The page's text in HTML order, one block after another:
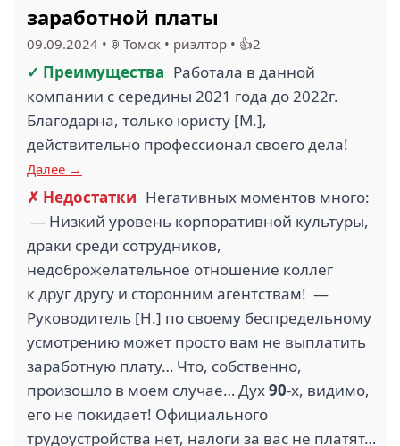
заработной платы
09.09.2024 • Томск • риэлтор • 👍2
✓ Преимущества Работала в данной
компании с середины 2021 года до 2022г.
Благодарна, только юристу [М.],
действительно профессионал своего дела!
Далее →
✗ Недостатки Негативных моментов много:
— Низкий уровень корпоративной культуры,
драки среди сотрудников,
недоброжелательное отношение коллег
к друг другу и сторонним агентствам! —
Руководитель [Н.] по своему беспредельному
усмотрению может просто вам не выплатить
заработную плату… Что, собственно,
произошло в моем случае… Дух90-х, видимо,
его не покидает! Официального
трудоустройства нет, налоги за вас не платят…